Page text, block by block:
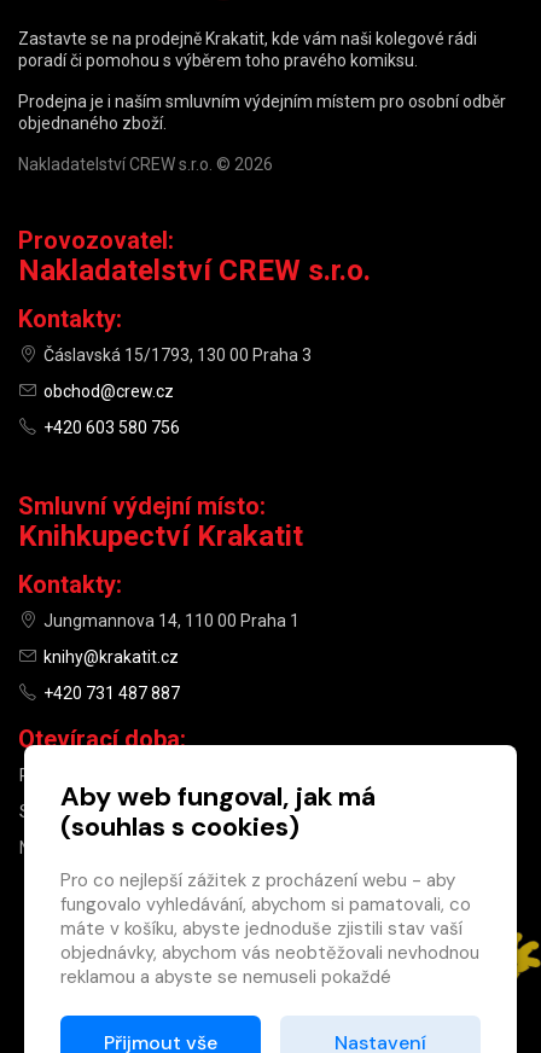
×
Máte u nás již
registrovaný
účet?
Registrací získáte slevu
Zastavte se na prodejně Krakatit, kde vám naši kolegové rádi
poradí či pomohou s výběrem toho pravého komiksu.
Prodejna je i naším smluvním výdejním místem pro osobní odběr
objednaného zboží.
Nakladatelství CREW s.r.o. © 2026
Provozovatel:
Nakladatelství CREW s.r.o.
Kontakty:
Čáslavská 15/1793, 130 00 Praha 3
obchod@crew.cz
+420 603 580 756
Smluvní výdejní místo:
Knihkupectví Krakatit
Kontakty:
Jungmannova 14, 110 00 Praha 1
knihy@krakatit.cz
+420 731 487 887
Otevírací doba:
PO–PÁ
SO
10:00–13:00
NE
Aby web fungoval, jak má
(souhlas s cookies)
Pro co nejlepší zážitek z procházení webu - aby
fungovalo vyhledávání, abychom si pamatovali, co
máte v košíku, abyste jednoduše zjistili stav vaší
objednávky, abychom vás neobtěžovali nevhodnou
reklamou a abyste se nemuseli pokaždé
Proto od vás potřebujeme souhlas se
Přijmout vše Nastavení